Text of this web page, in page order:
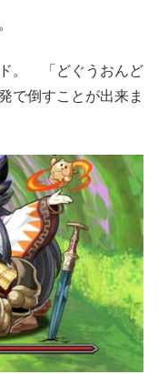
ド。 「どぐうおんど
で倒すことが出来ま